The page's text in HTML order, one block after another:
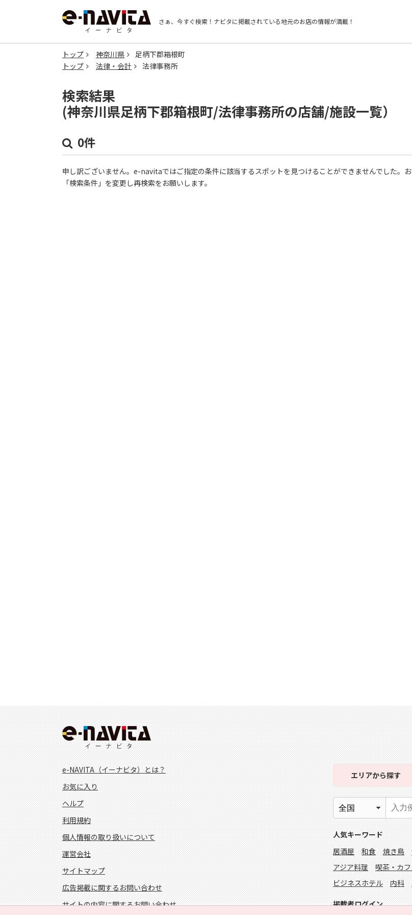
さぁ、今すぐ検索！ ナビタに掲載されている地元のお店の情報が満載！
トップ 神奈川県
足柄下郡箱根町
トップ
法律・会計 法律事務所
検索結果
(神奈川県足柄下郡箱根町/法律事務所の店舗/施設一覧）
0件
申し訳ございません。e-navitaではご指定の条件に該当するスポットを見つけることができませんでした。
「検索条件」を変更し再検索をお願いします。
e-NAVITA（イーナビタ）とは？
お気に入り
ヘルプ
利用規約
個人情報の取り扱いについて
運営会社
サイトマップ
広告掲載に関するお問い合わせ
サイトの内容に関するお問い合わせ
エリアから探す
人気キーワード
居酒屋
和食 焼き鳥
アジア料理
喫茶・カフ
ビジネスホテル
内科
掲載者ログイン